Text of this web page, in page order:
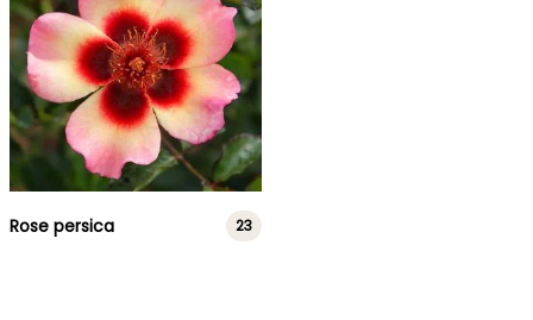
Rose persica 23